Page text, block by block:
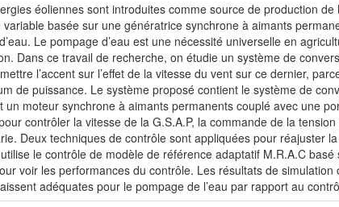
éoliennes sont introduites comme source de production
basée sur une génératrice synchrone à aimants
Le pompage d’eau est une nécessité universelle en
Dans ce travail de recherche, on étudie un système de
l’accent sur l’effet de la vitesse du vent sur ce dernier,
de puissance. Le système proposé contient le système de
un moteur synchrone à aimants permanents couplé avec une
contrôler la vitesse de la G.S.A.P, la commande de la
Deux techniques de contrôle sont appliquées pour réajuster
le contrôle de modèle de référence adaptatif M.R.A.C
voir les performances du contrôle. Les résultats de
adéquates pour le pompage de l’eau par rapport au